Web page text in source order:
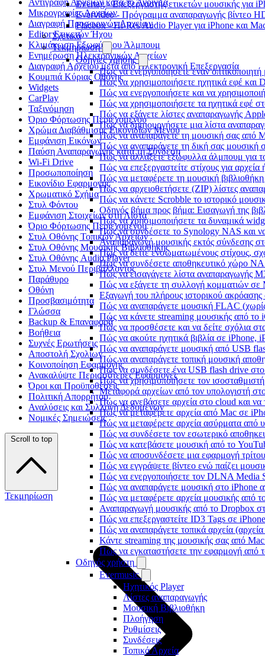
Evertag - Επεξεργαστής ετικετών μουσικής για
Evervideo - Πρόγραμμα αναπαραγωγής βίντεο
Flacbox - Hi-Res Audio Player για iPhone και
Σχετικά
Τεκμηρίωση
Οδηγίες χρήσης
Πώς να ενεργοποιήσετε έναν
Πώς να χρησιμοποιήσετε ηχητικά εφέ
Πώς να ενεργοποιήσετε και να
Πώς να χρησιμοποιήσετε τα ηχητικά εφέ
Πώς να εξάγετε λίστες αναπαραγωγής
Πώς να δημιουργήσετε μια λίστα
Πώς να αναπαράγετε τη μουσική σας από
Πώς να αναπαράγετε τη δική σας μουσική
Πώς να αλλάξετε εξώφυλλα άλμπουμ για
Πώς να επεξεργαστείτε στίχους για
Πώς να μεταφέρετε τη μουσική
Πώς να αρχειοθετήσετε (ZIP) λίστες
Πώς να κάνετε Scrobble το ιστορικό
Οδηγός βήμα προς βήμα: Εισαγωγή της
Πώς να χρησιμοποιήσετε τα δυναμικά
Πώς να συνδέσετε το Synology NAS και
Αναπαραγωγή μουσικής εκτός σύνδεσης
Πώς να δείτε ενσωματωμένους στίχους,
Πώς να συνδέσετε αποθηκευτικό χώρο
Πώς να εισαγάγετε λίστα αναπαραγωγής
Πώς να εξάγετε τη συλλογή κομματιών
Εξαγωγή του πλήρους ιστορικού
Πώς να αναπαράγετε μουσική FLAC
Πώς να κάνετε streaming μουσικής από
Πώς να προσθέσετε και να δείτε σχόλια
Πώς να ακούτε ηχητικά βιβλία σε iPhone,
Πώς να αναπαράγετε μουσική από USB
Πώς να αναπαράγετε τοπική μουσική
Πώς να συνδέσετε ένα USB flash drive στο
Πώς να χρησιμοποιήσετε τον
Μεταφορά αρχείων από τον υπολογιστή
Πώς να ανεβάσετε αρχεία στο cloud και
Πώς να μεταφέρετε αρχεία από Mac σε
Πώς να μεταφέρετε αρχεία ασύρματα από
Πώς να συνδέσετε τον εσωτερικό
Πώς να κατεβάσετε μουσική από το
Πώς να αποσυνδέσετε μια εφαρμογή
Πώς να εγγράψετε βίντεο ενώ παίζει
Πώς να ενεργοποιήσετε τον DLNA Media
Πώς να αναπαράγετε μουσική στο iPhone
Πώς να μεταφέρετε αρχεία μουσικής από
Αναπαραγωγή μουσικής από το Dropbox
Πώς να επεξεργαστείτε ID3 Tags σε
Πώς να αναπαράγετε τοπικά αρχεία
Κάντε streaming της μουσικής σας από
Πώς να εγκαταστήσετε την εφαρμογή από
Οδηγός χρήστη
Evermusic
Ηχητικός Player
Λίστες αναπαραγωγής
Μουσική Βιβλιοθήκη
Πλοήγηση
Ρυθμίσεις
Συνδέσεις
Τοπικά Αρχεία
Αντιγραφή Αρχείων κατά το Άνοιγμα
Μικρογραφίες Αρχείων
Διαγραφή Προσωρινών Αρχείων
Editor Ετικετών Ήχου
Κλιμάκωση Εξωφύλλου Άλμπουμ
Ενημέρωση Ηλεκτρονικών Αρχείων
Διαγραφή Αρχείου μετά από Ηλεκτρονική Επεξεργασία
Κουμπιά Κύριας Οθόνης
Widgets
CarPlay
Ταξινόμηση
Όριο Φόρτωσης Περιεχομένου
Χρώμα Διαβάθμισης Εικονιδίων Μενού
Εμφάνιση Εικόνων
Παύση Αναπαραγωγής κατά τη Σύνδεση
Wi-Fi Drive
Προσωποποίηση
Εικονίδιο Εφαρμογής
Χρωματικό Σχήμα
Στυλ Φόντου
Εμφάνιση Στοιχείων στη Λίστα
Όριο Φόρτωσης Περιεχομένου
Στυλ Οθόνης Τοπικών Αρχείων
Στυλ Οθόνης Μουσικής Βιβλιοθήκης
Στυλ Οθόνης Audio Player
Στυλ Μενού Περιβάλλοντος
Παράθυρο
Οθόνη
Προσβασιμότητα
Γλώσσα
Backup & Επαναφορά
Βοήθεια
Συχνές Ερωτήσεις
Αποστολή Σχολίων
Κοινοποίηση Εφαρμογής
Ανακαλύψτε Περισσότερες Εφαρμογές
Όροι και Προϋποθέσεις
Πολιτική Απορρήτου
Αναλύσεις και Συλλογή Δεδομένων
Νομικές Σημειώσεις
Scroll to top
Τεκμηρίωση